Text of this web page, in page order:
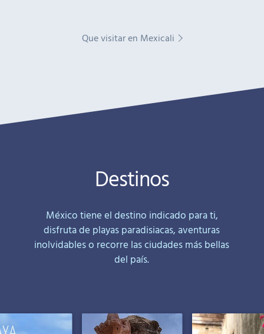
Que visitar en Mexicali
Destinos
México tiene el destino indicado para ti,
disfruta de playas paradisiacas, aventuras
inolvidables o recorre las ciudades más bellas
del país.